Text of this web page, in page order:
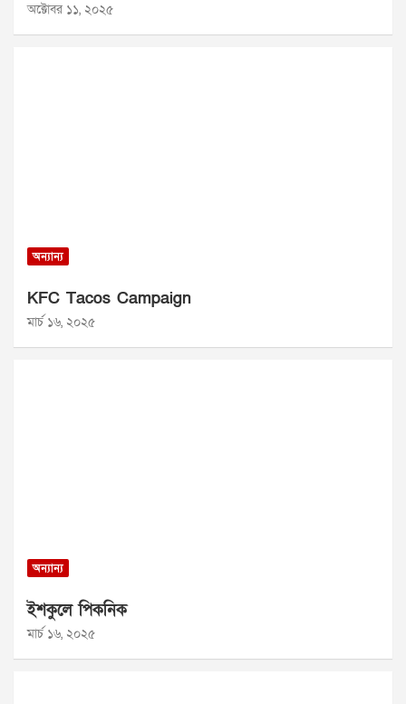
অক্টোবর ১১, ২০২৫
অন্যান্য
KFC Tacos Campaign
মার্চ ১৬, ২০২৫
অন্যান্য
ইশকুলে পিকনিক
মার্চ ১৬, ২০২৫